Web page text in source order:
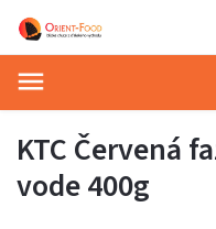
KTC Červená
vode 400g